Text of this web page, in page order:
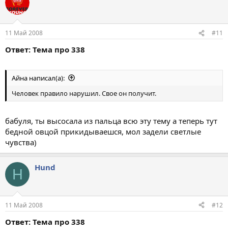
11 Май 2008 #11
Ответ: Тема про 338
Айна написал(а):
Человек правило нарушил. Свое он получит.
бабуля, ты высосала из пальца всю эту тему а теперь тут
бедной овцой прикидываешся, мол задели светлые
чувства)
H Hund
11 Май 2008 #12
Ответ: Тема про 338